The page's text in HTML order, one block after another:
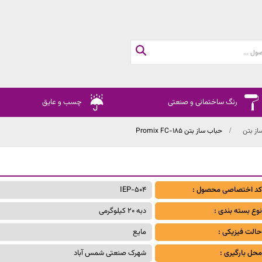
رنگ ساختمانی و صنعتی چسب و عایق
بتن حباب ساز بتن Promix FC-185
کد اختصاصی محصول :
IEP-504
نوع بسته بندی :
دبه 20 کیلوگرمی
حالت فیزیکی :
مایع
محل بارگیری :
شهرک صنعتی شمس آباد